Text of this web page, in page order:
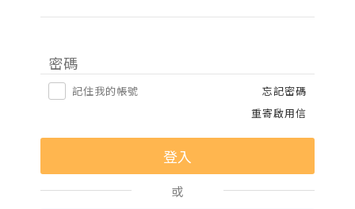
密碼
記住我的帳號
忘記密碼
重寄啟用信
或